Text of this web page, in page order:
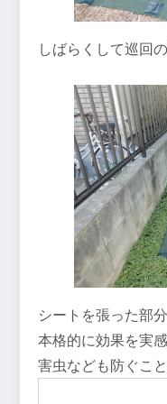
しばらくして巡回
シートを張った部
本格的に効果を実
害虫なども防ぐこ